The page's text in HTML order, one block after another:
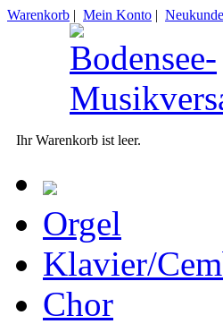
Warenkorb | Mein Konto |
Ihr Warenkorb ist leer.
Orgel
Klavier/
Chor